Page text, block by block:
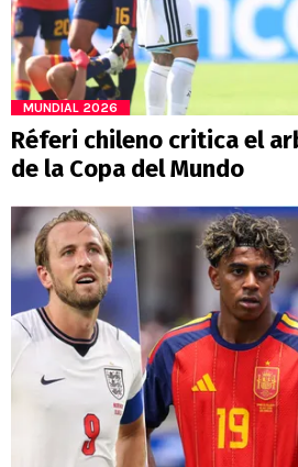
MUNDIAL 2026
Réferi chileno critica el
de la Copa del Mundo